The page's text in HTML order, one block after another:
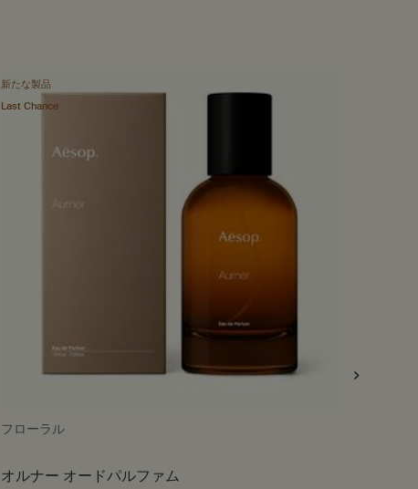
新たな製品
Last Chance
フローラル
オルナー オードパルファム